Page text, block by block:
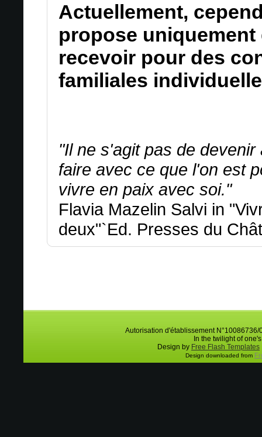
Actuellement,
propose uniquement
recevoir pour des
familiales
"Il ne s'agit pas de
faire avec ce que l'on est
vivre en paix avec soi."
Flavia Mazelin Salvi in
deux"`Ed. Presses du
Autorisation d'établissement N°10086736/
In the twilight of
Design by Free Flash Templates
Design downloaded from